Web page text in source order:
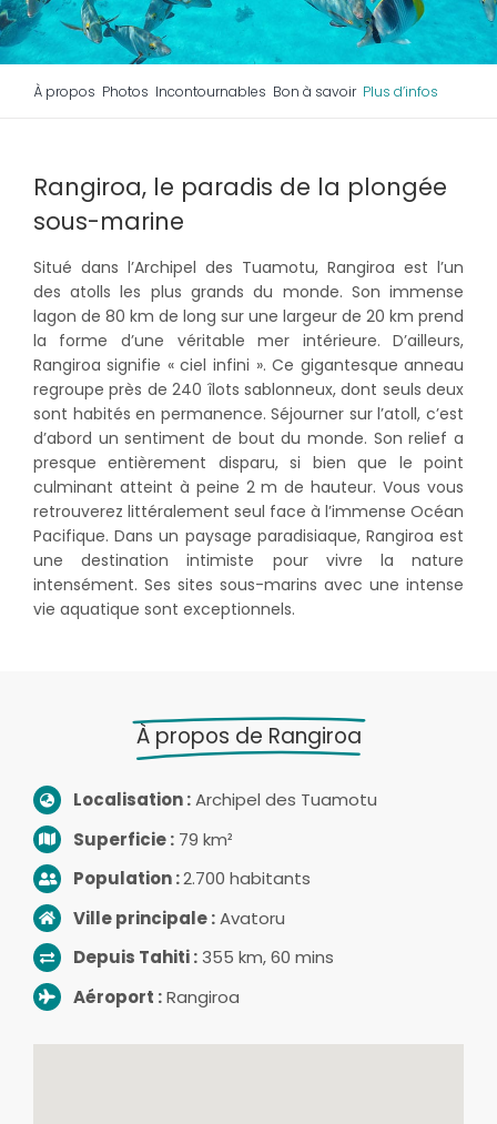
À propos Photos Incontournables Bon à savoir Plus d’infos
Rangiroa, le paradis de la plongée
sous-marine
Situé dans l’Archipel des Tuamotu, Rangiroa est l’un
des atolls les plus grands du monde. Son immense
lagon de 80 km de long sur une largeur de 20 km prend
la forme d’une véritable mer intérieure. D’ailleurs,
Rangiroa signifie « ciel infini ». Ce gigantesque anneau
regroupe près de 240 îlots sablonneux, dont seuls deux
sont habités en permanence. Séjourner sur l’atoll, c’est
d’abord un sentiment de bout du monde. Son relief a
presque entièrement disparu, si bien que le point
culminant atteint à peine 2 m de hauteur. Vous vous
retrouverez littéralement seul face à l’immense Océan
Pacifique. Dans un paysage paradisiaque, Rangiroa est
une destination intimiste pour vivre la nature
intensément. Ses sites sous-marins avec une intense
vie aquatique sont exceptionnels.
À propos de Rangiroa
Localisation :Archipel des Tuamotu
Superficie :79 km²
Population :2.700 habitants
Ville principale :Avatoru
Depuis Tahiti :355 km, 60 mins
Aéroport :Rangiroa